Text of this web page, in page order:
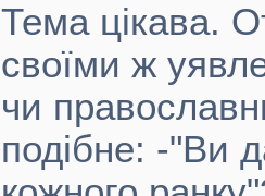
Тема цікава.
своїми ж
чи
подібне: -"Ви